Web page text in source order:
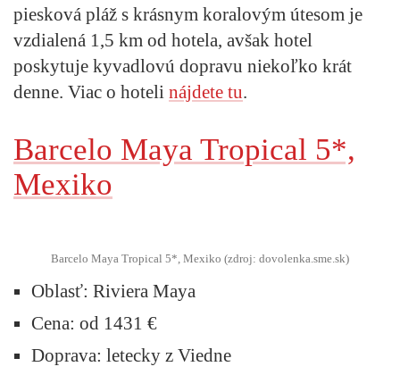
piesková pláž s krásnym koralovým útesom je
vzdialená 1,5 km od hotela, avšak hotel
poskytuje kyvadlovú dopravu niekoľko krát
denne. Viac o hoteli nájdete tu.
Barcelo Maya Tropical 5*,
Mexiko
Barcelo Maya Tropical 5*, Mexiko (zdroj: dovolenka.sme.sk)
Oblasť: Riviera Maya
Cena: od 1431 €
Doprava: letecky z Viedne